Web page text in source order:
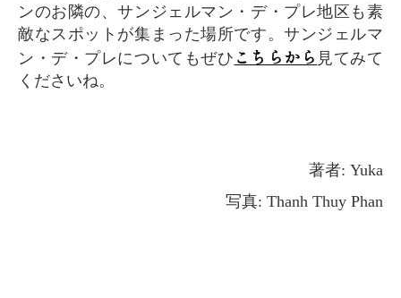
ンのお隣の、サンジェルマン・デ・プレ地区も素
敵なスポットが集まった場所です。サンジェルマ
ン・デ・プレについてもぜひ こちらから 見てみて
くださいね。
著者: Yuka
写真: Thanh Thuy Phan